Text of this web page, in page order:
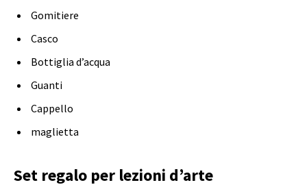
Gomitiere
Casco
Bottiglia d’acqua
Guanti
Cappello
maglietta
Set regalo per lezioni d’arte